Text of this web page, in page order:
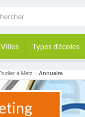
Villes Types d'écoles
à Metz > Annuaire